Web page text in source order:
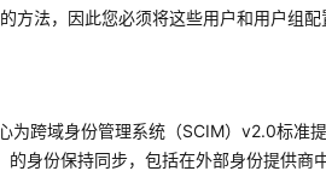
方法，因此您必须将这些用户和用户组
为跨域身份管理系统（SCIM）v2.0标准
的身份保持同步，包括在外部身份提供